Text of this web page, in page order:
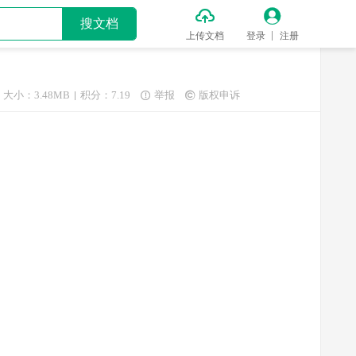
搜文档 
上传文档

登录 注册
大小：3.48MB 积分：7.19  举报  版权申诉